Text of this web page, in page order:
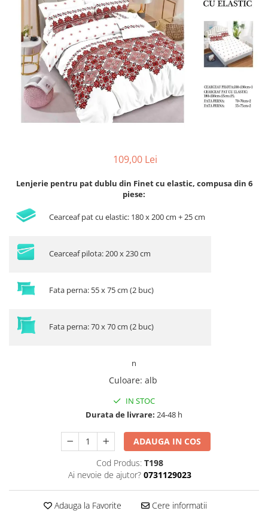
Lenjerii de pat Bumbac Poplin
Lenjerii de pat Catifea
Lenjerii de pat Damasc
Lenjerii de pat Finet + 2 Draperii
Lenjerii de pat Finet cu PLIURI
Lenjerii de pat finet Home
109,00 Lei
Lenjerie pentru pat dublu din Finet cu elastic, compusa din 6
piese:
Cearceaf pat cu elastic: 180 x 200 cm + 25 cm
Cearceaf pilota: 200 x 230 cm
Fata perna: 55 x 75 cm (2 buc)
Fata perna: 70 x 70 cm (2 buc)
n
Culoare: alb
IN STOC
Durata de livrare: 24-48 h
ADAUGA IN COS
Cod Produs: T198
Ai nevoie de ajutor? 0731129023
Adauga la Favorite Cere informatii